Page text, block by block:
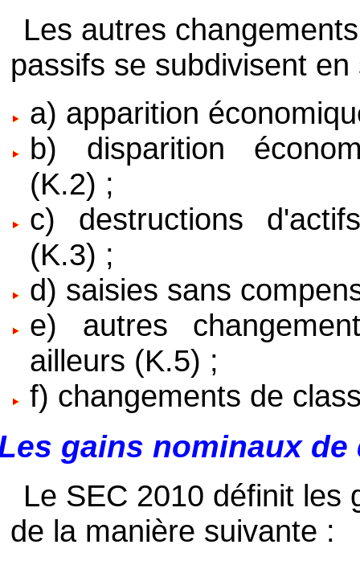
Les autres
passifs se subdivisent
a) apparition
b) disparition
(K.2) ;
c) destructions
(K.3) ;
d) saisies sans
e) autres
ailleurs (K.5) ;
f) changements de
gains nominaux de
Le SEC 2010 définit les
de la manière suivante :